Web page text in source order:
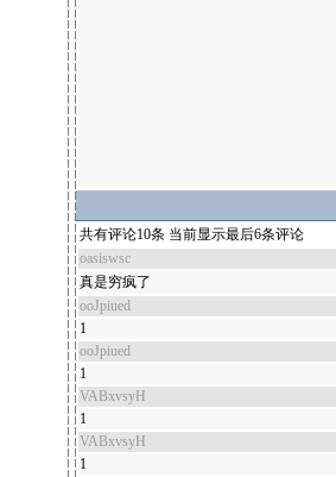
共有评论10条 当前显示最后6条评论
oasiswsc
真是穷疯了
ooJpiued
1
ooJpiued
1
VABxvsyH
1
VABxvsyH
1